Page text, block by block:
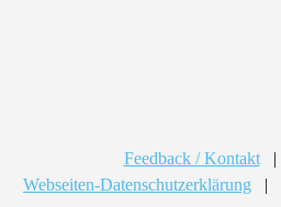
Feedback / Kontakt |
Webseiten-Datenschutzerklärung
|